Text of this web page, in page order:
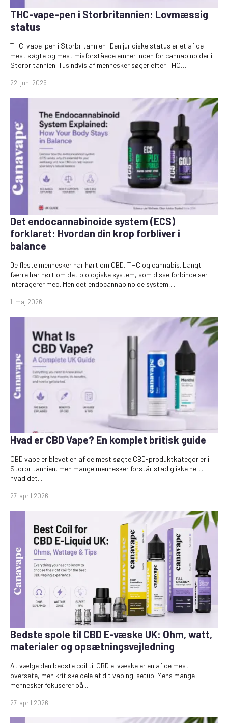
THC-vape-pen i Storbritannien: Lovmæssig
status
22. juni 2026
THC-vape-pen i Storbritannien: Den juridiske status er et af de
mest søgte og mest misforståede emner inden for cannabinoider i
Storbritannien. Tusindvis af mennesker søger efter THC…
Det endocannabinoide system (ECS)
forklaret: Hvordan din krop forbliver i
balance
1. maj 2026
De fleste mennesker har hørt om CBD, THC og cannabis. Langt
færre har hørt om det biologiske system, som disse forbindelser
interagerer med. Men det endocannabinoide system,...
Hvad er CBD Vape? En komplet britisk guide
27. april 2026
CBD vape er blevet en af de mest søgte CBD-produktkategorier i
Storbritannien, men mange mennesker forstår stadig ikke helt,
hvad det...
Bedste spole til CBD E-væske UK: Ohm, watt,
materialer og opsætningsvejledning
27. april 2026
At vælge den bedste coil til CBD e-væske er en af de mest
oversete, men kritiske dele af dit vaping-setup. Mens mange
mennesker fokuserer på...